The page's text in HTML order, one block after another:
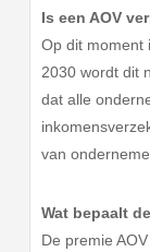
Is een AOV
Op dit moment
2030 wordt dit
dat alle
van
Wat bepaalt
De premie